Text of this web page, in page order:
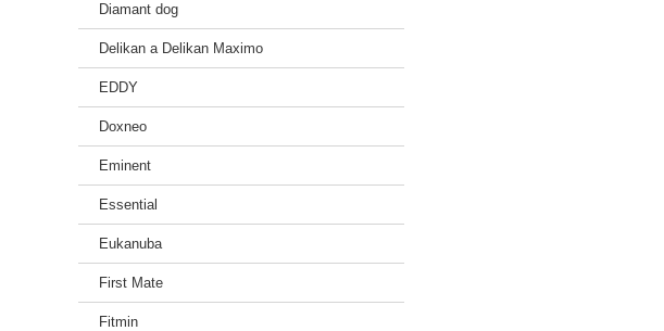
Diamant dog
Delikan a Delikan Maximo
EDDY
Doxneo
Eminent
Essential
Eukanuba
First Mate
Fitmin